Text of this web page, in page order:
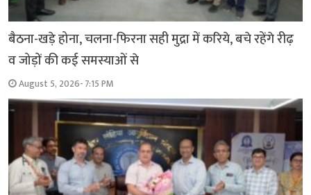
बैठना-खड़े होना, चलना-फिरना सही मुद्रा में करिये, बचे रहेंगे रीढ़
व जोड़ों की कई समस्याओं से
August 5, 2026- 7:15 PM